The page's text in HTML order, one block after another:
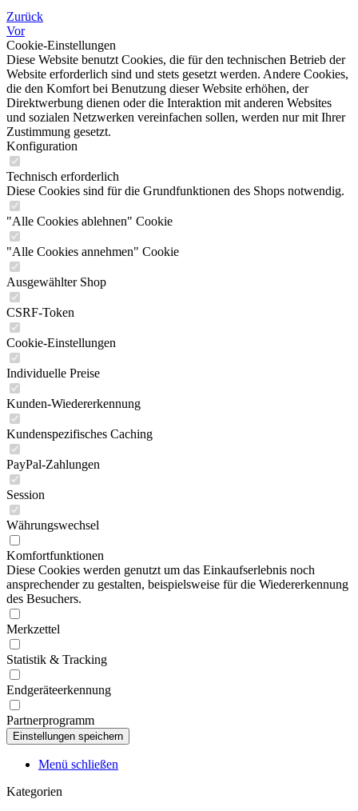
Zurück
Vor
Cookie-Einstellungen
Diese Website benutzt Cookies, die für den technischen Betrieb der
Website erforderlich sind und stets gesetzt werden. Andere Cookies,
die den Komfort bei Benutzung dieser Website erhöhen, der
Direktwerbung dienen oder die Interaktion mit anderen Websites
und sozialen Netzwerken vereinfachen sollen, werden nur mit Ihrer
Zustimmung gesetzt.
Konfiguration
Technisch erforderlich
Diese Cookies sind für die Grundfunktionen des Shops notwendig.
"Alle Cookies ablehnen" Cookie
"Alle Cookies annehmen" Cookie
Ausgewählter Shop
CSRF-Token
Cookie-Einstellungen
Individuelle Preise
Kunden-Wiedererkennung
Kundenspezifisches Caching
PayPal-Zahlungen
Session
Währungswechsel
Komfortfunktionen
Diese Cookies werden genutzt um das Einkaufserlebnis noch
ansprechender zu gestalten, beispielsweise für die Wiedererkennung
des Besuchers.
Merkzettel
Statistik & Tracking
Endgeräteerkennung
Partnerprogramm
Menü schließen
Kategorien